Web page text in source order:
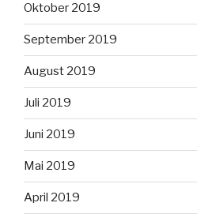
Oktober 2019
September 2019
August 2019
Juli 2019
Juni 2019
Mai 2019
April 2019